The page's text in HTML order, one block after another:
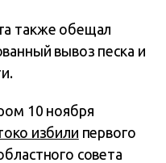
также обещал
вывоз песка и
10 ноября
избили первого
совета